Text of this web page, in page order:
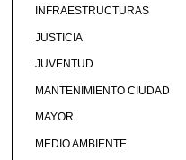
INFRAESTRUCTURAS
JUSTICIA
JUVENTUD
MANTENIMIENTO CIUDAD
MAYOR
MEDIO AMBIENTE